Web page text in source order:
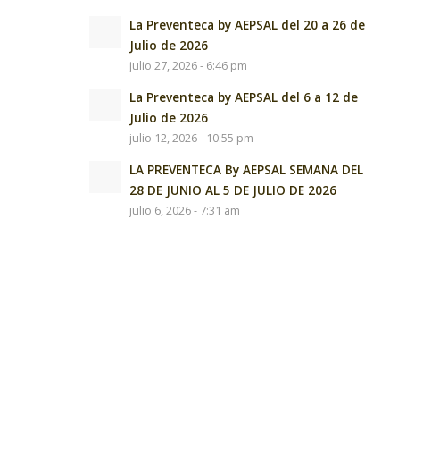
La Preventeca by AEPSAL del 20 a 26 de
Julio de 2026
julio 27, 2026 - 6:46 pm
La Preventeca by AEPSAL del 6 a 12 de
Julio de 2026
julio 12, 2026 - 10:55 pm
LA PREVENTECA By AEPSAL SEMANA DEL
28 DE JUNIO AL 5 DE JULIO DE 2026
julio 6, 2026 - 7:31 am